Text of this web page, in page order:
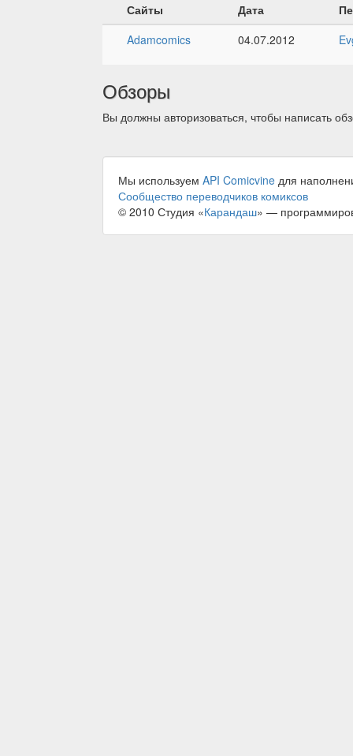
Сайты Дата
Adamcomics
04.07.2012
Обзоры
Вы должны авторизоваться, чтобы написать
Мы используем API Comicvine для
Сообщество переводчиков комиксов
© 2010 Студия «Карандаш» —